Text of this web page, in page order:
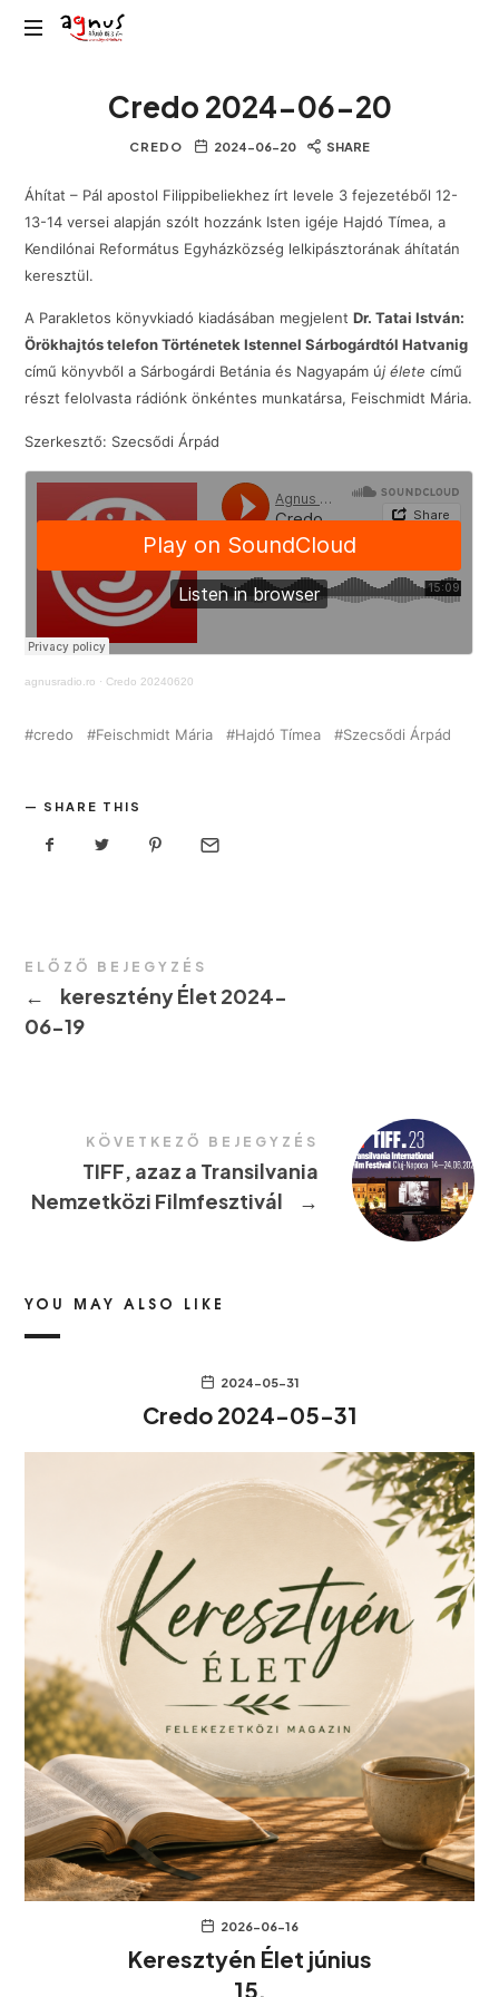
Agnus
közösségiCredo 2024-06-20
CREDO 2024-06-20 SHARE
Áhítat – Pál apostol Filippibeliekhez írt levele 3 fejezetéből 12-
13-14 versei alapján szólt hozzánk Isten igéje Hajdó Tímea, a
Kendilónai Református Egyházközség lelkipásztorának áhítatán
keresztül.
A Parakletos könyvkiadó kiadásában megjelentDr. Tatai István:
Örökhajtós telefon Történetek Istennel Sárbogárdtól Hatvanig
című könyvből a Sárbogárdi Betánia és Nagyapám új élete című
részt felolvasta rádiónk önkéntes munkatársa, Feischmidt Mária.
Szerkesztő: Szecsődi Árpád
agnusradio.ro · Credo 20240620
credo Feischmidt Mária Hajdó Tímea Szecsődi Árpád
SHARE THIS
ELŐZŐ BEJEGYZÉS
←
keresztény Élet 2024-
06-19
KÖVETKEZŐ BEJEGYZÉS
TIFF, azaz a Transilvania
Nemzetközi Filmfesztivál
→
YOU MAY ALSO LIKE
2024-05-31
Credo 2024-05-31
2026-06-16
Keresztyén Élet június
15.